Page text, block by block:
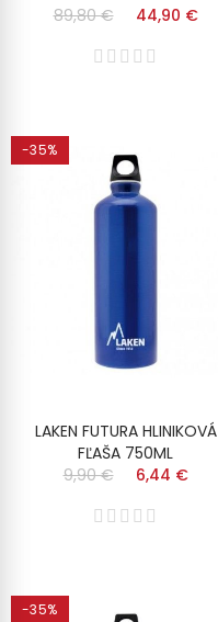
89,80 €
44,90 €
-35%
LAKEN FUTURA HLINIKOVÁ
FĽAŠA 750ML
9,90 €
6,44 €
-35%